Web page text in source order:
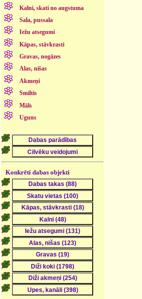
Kalni, skati no augstuma
Sala, pussala
Iežu atsegumi
Kāpas, stāvkrasti
Gravas, nogāzes
Alas, nišas
Akmeņi
Smiltis
Māls
Uguns
Konkrēti dabas objekti